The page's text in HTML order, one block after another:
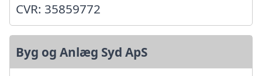
CVR: 35859772
Byg og Anlæg Syd ApS